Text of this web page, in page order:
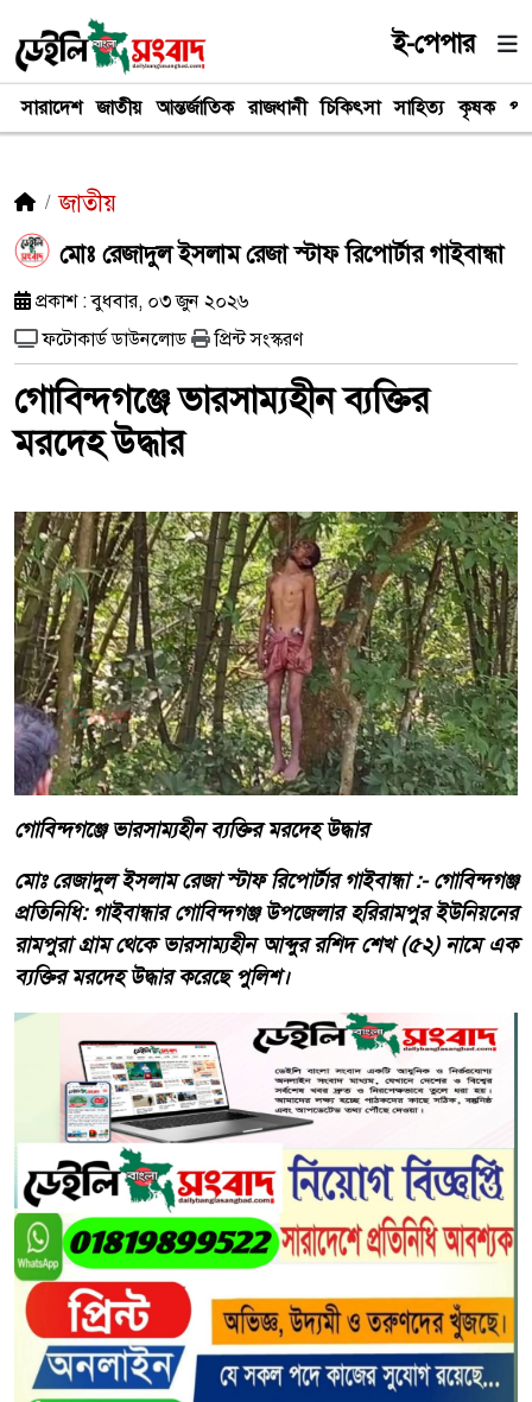
ই-পেপার
সারাদেশ জাতীয় আন্তর্জাতিক রাজধানী চিকিৎসা সাহিত্য কৃষক
জাতীয়
মোঃ রেজাদুল ইসলাম রেজা স্টাফ রিপোর্টার গাইবান্ধা
প্রকাশ : বুধবার, ০৩ জুন ২০২৬
ফটোকার্ড ডাউনলোড
প্রিন্ট সংস্করণ
গোবিন্দগঞ্জে ভারসাম্যহীন ব্যক্তির
মরদেহ উদ্ধার
গোবিন্দগঞ্জে ভারসাম্যহীন ব্যক্তির মরদেহ উদ্ধার
মোঃ রেজাদুল ইসলাম রেজা স্টাফ রিপোর্টার গাইবান্ধা :- গোবিন্দগঞ্জ
প্রতিনিধি: গাইবান্ধার গোবিন্দগঞ্জ উপজেলার হরিরামপুর ইউনিয়নের
রামপুরা গ্রাম থেকে ভারসাম্যহীন আব্দুর রশিদ শেখ (৫২) নামে এক
ব্যক্তির মরদেহ উদ্ধার করেছে পুলিশ।